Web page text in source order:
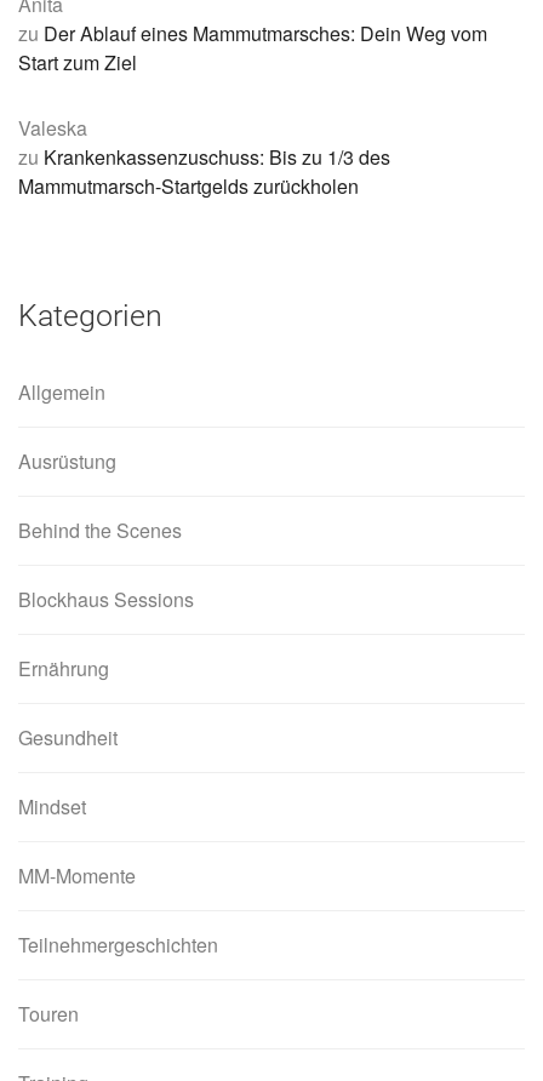
zu Der Ablauf eines Mammutmarsches: Dein Weg vom
Start zum Ziel
Valeska
zu Krankenkassenzuschuss: Bis zu 1/3 des
Mammutmarsch-Startgelds zurückholen
Kategorien
Allgemein
Ausrüstung
Behind the Scenes
Blockhaus Sessions
Ernährung
Gesundheit
Mindset
MM-Momente
Teilnehmergeschichten
Touren